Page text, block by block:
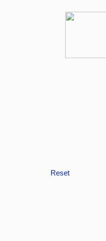
Reset